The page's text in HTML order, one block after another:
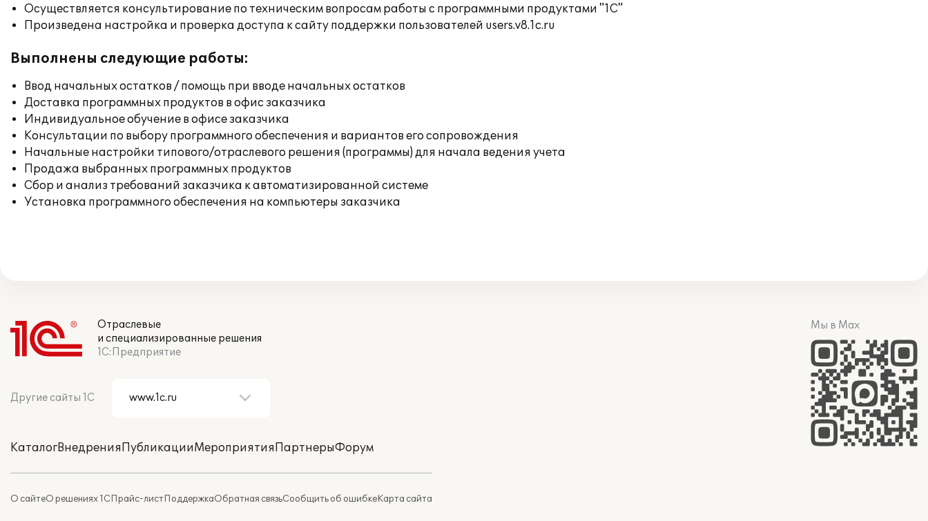
Осуществляется консультирование по техническим вопросам работы с программными продуктами "1С"
Произведена настройка и проверка доступа к сайту поддержки пользователей users.v8.1c.ru
Выполнены следующие работы:
Ввод начальных остатков / помощь при вводе начальных остатков
Доставка программных продуктов в офис заказчика
Индивидуальное обучение в офисе заказчика
Консультации по выбору программного обеспечения и вариантов его сопровождения
Начальные настройки типового/отраслевого решения (программы) для начала ведения учета
Продажа выбранных программных продуктов
Сбор и анализ требований заказчика к автоматизированной системе
Установка программного обеспечения на компьютеры заказчика
Отраслевые
и специализированные решения
1С:Предприятие
Другие сайты 1С
КаталогВнедренияПубликацииМероприятияПартнерыФорум
О сайтеО решениях 1СПрайс-листПоддержкаОбратная связьСообщить об ошибкеКарта сайта
Мы в Max